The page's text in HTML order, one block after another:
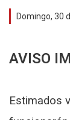
Domingo, 30
AVISO
Estimados